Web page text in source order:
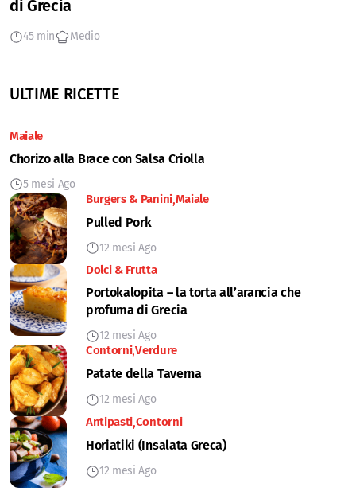
di Grecia
45 min Medio
ULTIME RICETTE
Maiale
Chorizo alla Brace con Salsa Criolla
5 mesi Ago
Burgers & Panini Maiale
Pulled Pork
12 mesi Ago
Dolci & Frutta
Portokalopita – la torta all’arancia che
profuma di Grecia
12 mesi Ago
Contorni Verdure
Patate della Taverna
12 mesi Ago
Antipasti Contorni
Horiatiki (Insalata Greca)
12 mesi Ago